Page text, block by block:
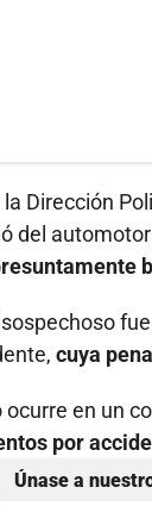
Dirección
del
cuya
en un
por
Únase a